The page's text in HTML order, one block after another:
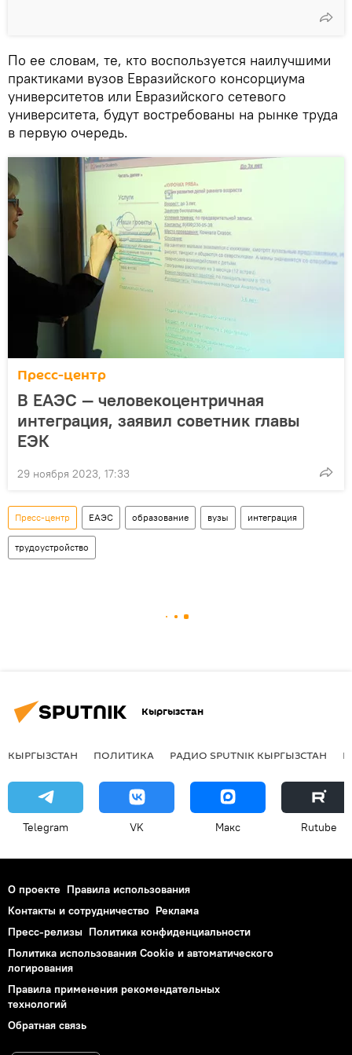
По ее словам, те, кто воспользуется наилучшими
практиками вузов Евразийского консорциума
университетов или Евразийского сетевого
университета, будут востребованы на рынке труда
в первую очередь.
Пресс-центр
В ЕАЭС — человекоцентричная
интеграция, заявил советник главы
ЕЭК
29 ноября 2023, 17:33
Пресс-центр ЕАЭС образование вузы интеграция
трудоустройство
Кыргызстан
КЫРГЫЗСТАН ПОЛИТИКА РАДИО SPUTNIK КЫРГЫЗСТАН
Telegram VK Макс Rutube
О проекте Правила использования
Контакты и сотрудничество Реклама
Пресс-релизы Политика конфиденциальности
Политика использования Cookie и автоматического
логирования
Правила применения рекомендательных
технологий
Обратная связь